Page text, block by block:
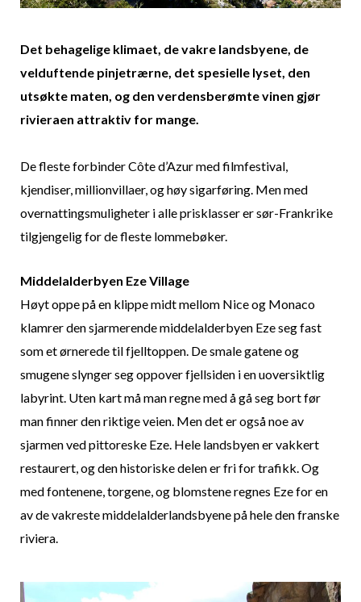
Det behagelige klimaet, de vakre landsbyene, de
velduftende pinjetrærne, det spesielle lyset, den
utsøkte maten, og den verdensberømte vinen gjør
rivieraen attraktiv for mange.
De fleste forbinder Côte d’Azur med filmfestival,
kjendiser, millionvillaer, og høy sigarføring. Men med
overnattingsmuligheter i alle prisklasser er sør-Frankrike
tilgjengelig for de fleste lommebøker.
Middelalderbyen Eze Village
Høyt oppe på en klippe midt mellom Nice og Monaco
klamrer den sjarmerende middelalderbyen Eze seg fast
som et ørnerede til fjelltoppen. De smale gatene og
smugene slynger seg oppover fjellsiden i en uoversiktlig
labyrint. Uten kart må man regne med å gå seg bort før
man finner den riktige veien. Men det er også noe av
sjarmen ved pittoreske Eze. Hele landsbyen er vakkert
restaurert, og den historiske delen er fri for trafikk. Og
med fontenene, torgene, og blomstene regnes Eze for en
av de vakreste middelalderlandsbyene på hele den franske
riviera.